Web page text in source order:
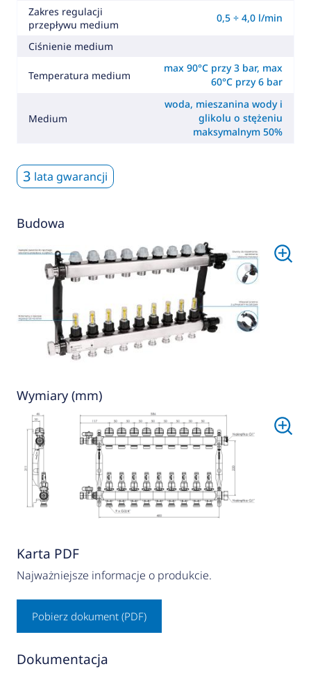
Zakres regulacji
przepływu medium
0,5 ÷ 4,0 l/min
Ciśnienie medium
Temperatura medium
max 90°C przy 3 bar, max
60°C przy 6 bar
Medium
woda, mieszanina wody i
glikolu o stężeniu
maksymalnym 50%
3 lata gwarancji
Budowa
Wymiary (mm)
Karta PDF
Najważniejsze informacje o produkcie.
Pobierz dokument (PDF)
Dokumentacja